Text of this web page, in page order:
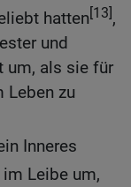
hatten[13],
und
um, als sie für
Leben zu
Inneres
Leibe um,